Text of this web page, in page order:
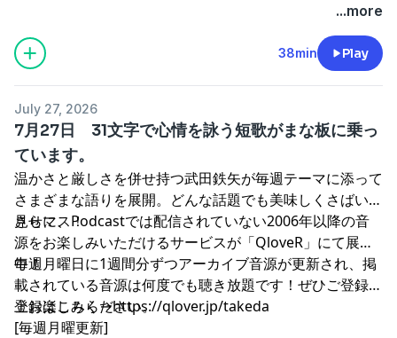
...more
38min Play
July 27, 2026
7月27日 31文字で心情を詠う短歌がまな板に乗っ
ています。
温かさと厳しさを併せ持つ武田鉄矢が毎週テーマに添って
さまざまな語りを展開。どんな話題でも美味しくさばいて
見せマス！
さらに、Podcastでは配信されていない2006年以降の音
源をお楽しみいただけるサービスが「QloveR」にて展開
中！
毎週月曜日に1週間分ずつアーカイブ音源が更新され、掲
載されている音源は何度でも聴き放題です！ぜひご登録の
上お楽しみください。
登録はこちら→⁠⁠⁠⁠⁠⁠⁠⁠⁠⁠⁠⁠⁠⁠⁠⁠⁠⁠⁠⁠⁠⁠⁠⁠⁠⁠⁠⁠⁠⁠https://qlover.jp/takeda⁠⁠⁠⁠⁠⁠⁠⁠⁠⁠⁠⁠⁠⁠⁠⁠⁠⁠⁠⁠⁠⁠⁠⁠⁠⁠⁠⁠⁠⁠
[毎週月曜更新]